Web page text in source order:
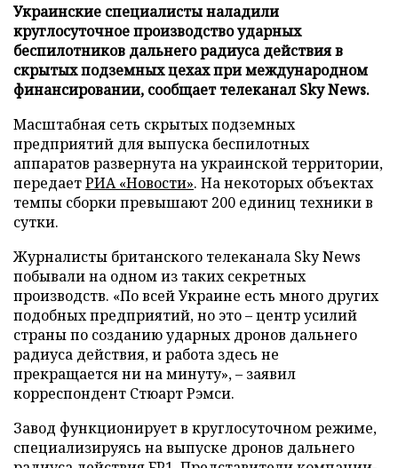
Украинские специалисты наладили
круглосуточное производство ударных
беспилотников дальнего радиуса действия в
скрытых подземных цехах при международном
финансировании, сообщает телеканал Sky News.
Масштабная сеть скрытых подземных
предприятий для выпуска беспилотных
аппаратов развернута на украинской территории,
передаетРИА «Новости». На некоторых объектах
темпы сборки превышают 200 единиц техники в
сутки.
Журналисты британского телеканала Sky News
побывали на одном из таких секретных
производств. «По всей Украине есть много других
подобных предприятий, но это – центр усилий
страны по созданию ударных дронов дальнего
радиуса действия, и работа здесь не
прекращается ни на минуту», – заявил
корреспондент Стюарт Рэмси.
Завод функционирует в круглосуточном режиме,
специализируясь на выпуске дронов дальнего